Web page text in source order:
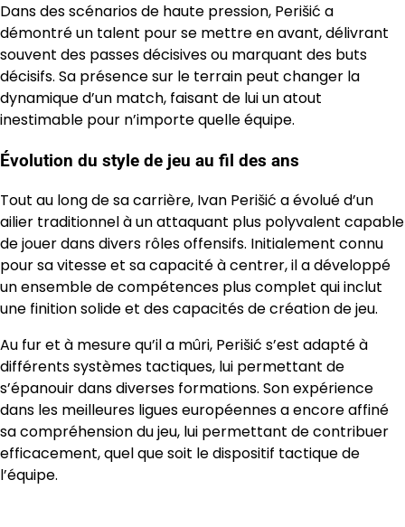
Dans des scénarios de haute pression, Perišić a
démontré un talent pour se mettre en avant, délivrant
souvent des passes décisives ou marquant des buts
décisifs. Sa présence sur le terrain peut changer la
dynamique d’un match, faisant de lui un atout
inestimable pour n’importe quelle équipe.
Évolution du style de jeu au fil des ans
Tout au long de sa carrière, Ivan Perišić a évolué d’un
ailier traditionnel à un attaquant plus polyvalent capable
de jouer dans divers rôles offensifs. Initialement connu
pour sa vitesse et sa capacité à centrer, il a développé
un ensemble de compétences plus complet qui inclut
une finition solide et des capacités de création de jeu.
Au fur et à mesure qu’il a mûri, Perišić s’est adapté à
différents systèmes tactiques, lui permettant de
s’épanouir dans diverses formations. Son expérience
dans les meilleures ligues européennes a encore affiné
sa compréhension du jeu, lui permettant de contribuer
efficacement, quel que soit le dispositif tactique de
l’équipe.